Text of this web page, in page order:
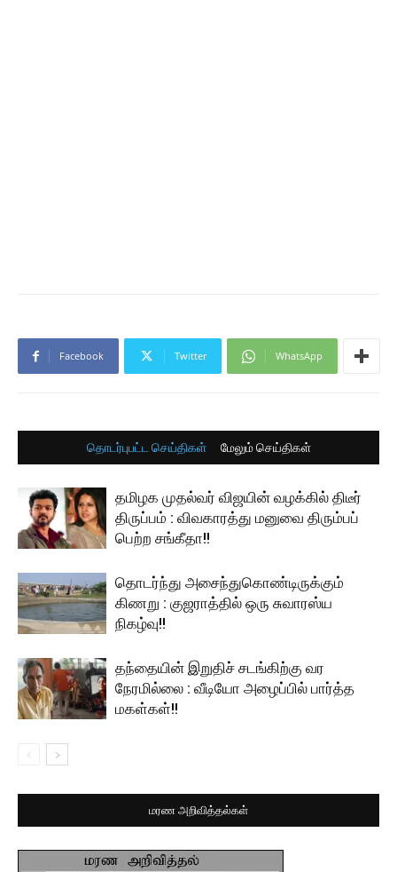
Facebook Twitter WhatsApp
தொடர்புபட்ட செய்திகள் மேலும் செய்திகள்
தமிழக முதல்வர் விஜயின் வழக்கில் திடீர்
திருப்பம் : விவகாரத்து மனுவை திரும்பப்
பெற்ற சங்கீதா!!
தொடர்ந்து அசைந்துகொண்டிருக்கும்
கிணறு : குஜராத்தில் ஒரு சுவாரஸ்ய
நிகழ்வு!!
தந்தையின் இறுதிச் சடங்கிற்கு வர
நேரமில்லை : வீடியோ அழைப்பில் பார்த்த
மகள்கள்!!
மரண அறிவித்தல்கள்